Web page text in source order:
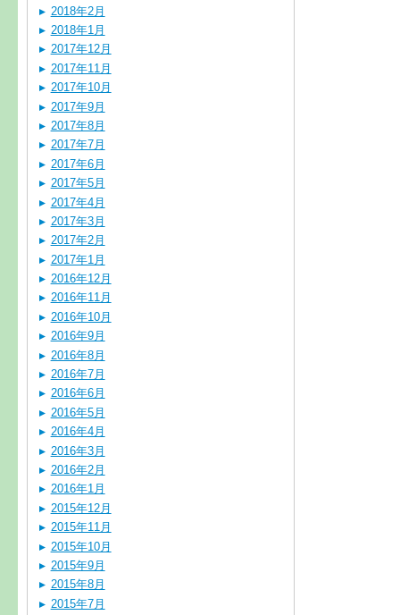
2018年2月
2018年1月
2017年12月
2017年11月
2017年10月
2017年9月
2017年8月
2017年7月
2017年6月
2017年5月
2017年4月
2017年3月
2017年2月
2017年1月
2016年12月
2016年11月
2016年10月
2016年9月
2016年8月
2016年7月
2016年6月
2016年5月
2016年4月
2016年3月
2016年2月
2016年1月
2015年12月
2015年11月
2015年10月
2015年9月
2015年8月
2015年7月